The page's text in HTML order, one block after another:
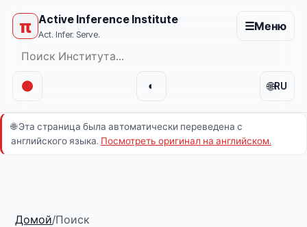
π Active Inference Institute
Act. Infer. Serve.
☰Меню
🌐RU
◐
🌐Эта страница была автоматически переведена с
английского языка. Посмотреть оригинал на английском.
Домой/Поиск